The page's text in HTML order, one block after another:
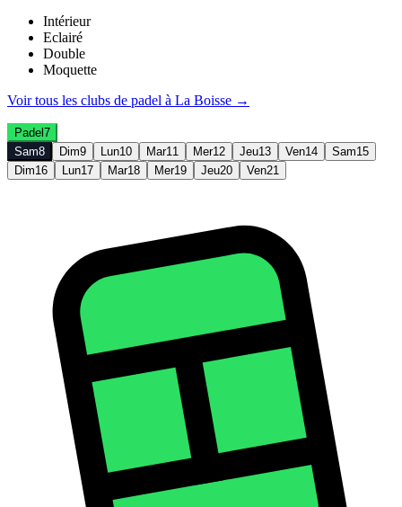
Intérieur
Eclairé
Double
Moquette
Voir tous les clubs de padel à La Boisse →
Padel 7
Sam8 Dim9 Lun10 Mar11 Mer12 Jeu13 Ven14 Sam15
Dim16 Lun17 Mar18 Mer19 Jeu20 Ven21